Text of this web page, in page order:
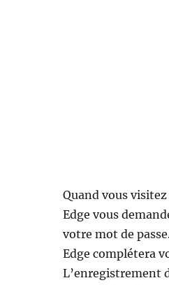
Quand vous
Edge vous
votre mot de
Edge complétera
L’enregistrement